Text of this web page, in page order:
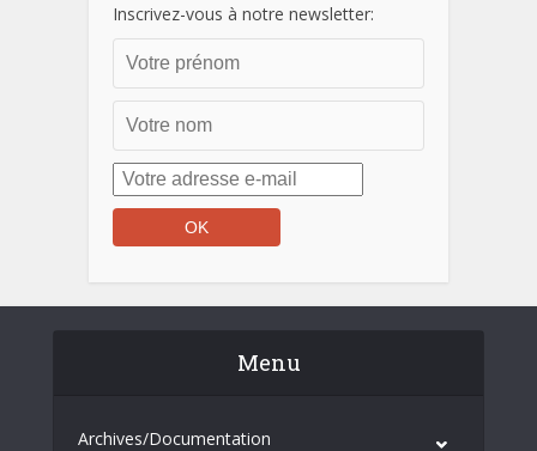
Inscrivez-vous à notre newsletter:
Menu
Archives/Documentation